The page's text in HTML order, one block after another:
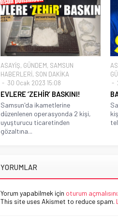
ASAYİŞ, GÜNDEM, SAMSUN
HABERLERİ, SON DAKİKA
30 Ocak 2023 15:08
EVLERE ‘ZEHİR’ BASKINI!
Samsun'da ikametlerine
düzenlenen operasyonda 2 kişi,
uyuşturucu ticaretinden
gözaltına...
YORUMLAR
Yorum yapabilmek için oturum
This site uses Akismet to reduce spam.